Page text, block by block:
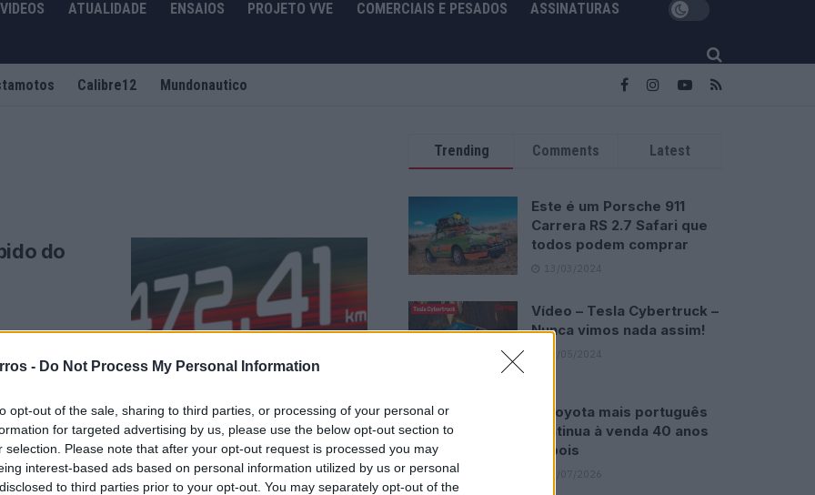
- Do Not Process My Personal Information
opt-out of the sale, sharing to third parties, or processing of your personal or
for targeted advertising by us, please use the below opt-out section to
selection. Please note that after your opt-out request is processed you may
interest-based ads based on personal information utilized by us or personal
to third parties prior to your opt-out. You may separately opt-out of the
VIDEOS ATUALIDADE ENSAIOS PROJETO VVE COMERCIAIS E PESADOS ASSINATURAS
Calibre12 Mundonautico
do
um
que um
Trending Comments Latest
Este é um Porsche 911
Carrera RS 2.7 Safari que
todos podem comprar
13/03/2024
Vídeo – Tesla Cybertruck –
Nunca vimos nada assim!
13/05/2024
O Toyota mais português
continua à venda 40 anos
depois
31/07/2026